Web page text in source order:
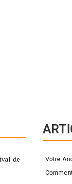
de
Votre